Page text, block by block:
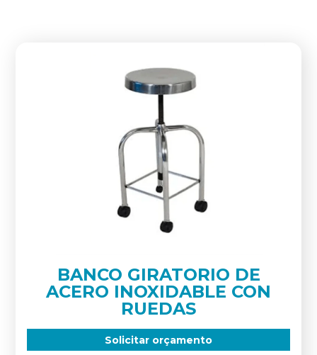
BANCO GIRATORIO DE
ACERO INOXIDABLE CON
RUEDAS
Solicitar orçamento